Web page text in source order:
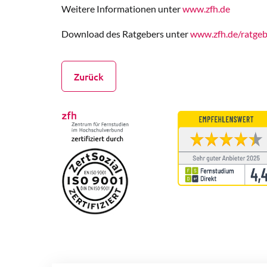
Weitere Informationen unterwww.zfh.de
Download des Ratgebers unterwww.zfh.de/
Zurück